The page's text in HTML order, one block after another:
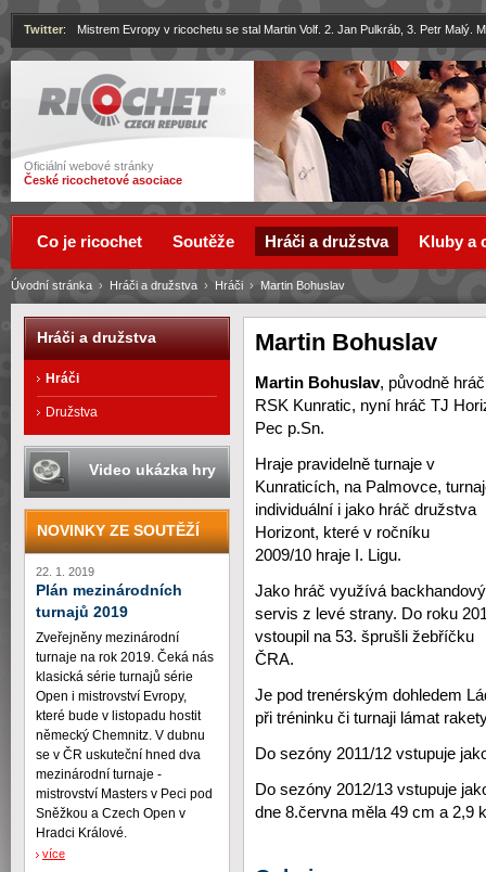
Ricochet
Oficiální webové stránky
České ricochetové asociace
Twitter: Mistrem Evropy v ricochetu se stal Martin Volf. 2. Jan Pulkráb, 3. Petr Malý.
Martin Bohuslav
Martin Bohuslav, původně hráč
RSK Kunratic, nyní hráč TJ
Pec p.Sn.
Hraje pravidelně turnaje v
Kunraticích, na Palmovce,
individuální i jako hráč družstva
Horizont, které v ročníku
2009/10 hraje I. Ligu.
Jako hráč využívá backhandový
servis z levé strany. Do roku
vstoupil na 53. šprušli žebříčku
ČRA.
Je pod trenérským dohledem
při tréninku či turnaji lámat
Do sezóny 2011/12 vstupuje
Do sezóny 2012/13 vstupuje
dne 8.června měla 49 cm a 2,9
Úvodní stránka › Hráči a družstva › Hráči › Martin Bohuslav
Co je ricochet Soutěže Hráči a družstva Kluby a
Hráči a družstva
Hráči
Družstva
Video ukázka hry
NOVINKY ZE SOUTĚŽÍ
22. 1. 2019
Plán mezinárodních
turnajů 2019
Zveřejněny mezinárodní
turnaje na rok 2019. Čeká nás
klasická série turnajů série
Open i mistrovství Evropy,
které bude v listopadu hostit
německý Chemnitz. V dubnu
se v ČR uskuteční hned dva
mezinárodní turnaje -
mistrovství Masters v Peci pod
Sněžkou a Czech Open v
Hradci Králové.
více